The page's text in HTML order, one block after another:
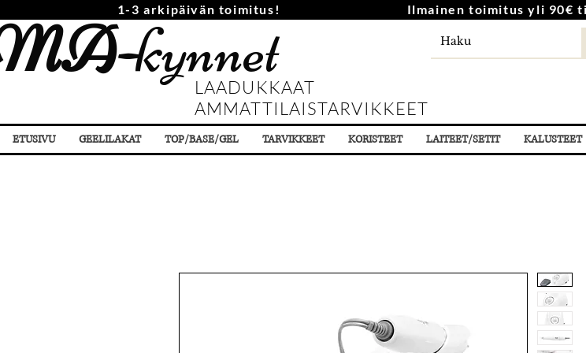
1-3 arkipäivän toimitus! Ilmainen toimitus yli 90€
kynnet
LAADUKKAAT
AMMATTILAISTARVIKKEET
ETUSIVU GEELILAKAT TOP/BASE/GEL TARVIKKEET KORISTEET LAITEET/SETIT KALUSTEET